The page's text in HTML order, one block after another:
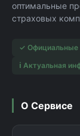
оптимальные
страховых
✓ Официальные
ℹ️ Актуальная
О Сервисе